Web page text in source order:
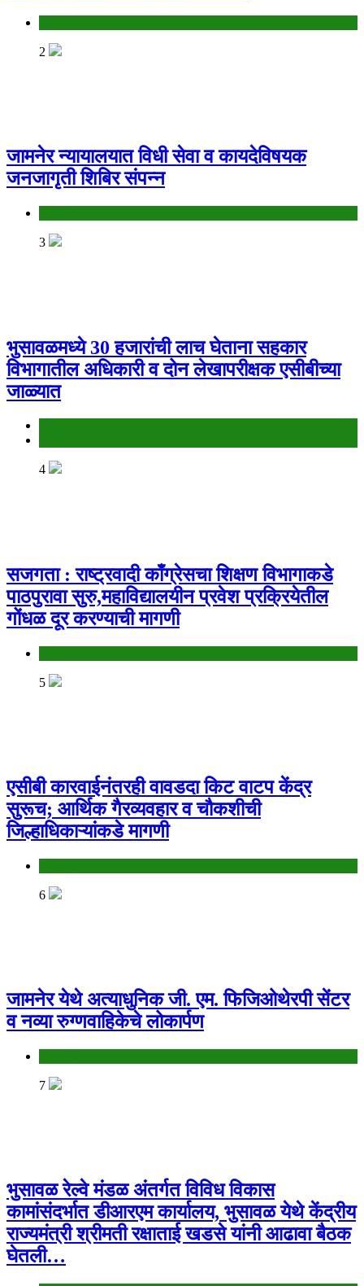
2
जामनेर न्यायालयात विधी सेवा व कायदेविषयक
जनजागृती शिबिर संपन्न
3
भुसावळमध्ये 30 हजारांची लाच घेताना सहकार
विभागातील अधिकारी व दोन लेखापरीक्षक एसीबीच्या
जाळ्यात
4
सजगता : राष्ट्रवादी काँग्रेसचा शिक्षण विभागाकडे
पाठपुरावा सुरु,महाविद्यालयीन प्रवेश प्रक्रियेतील
गोंधळ दूर करण्याची मागणी
5
एसीबी कारवाईनंतरही वावडदा किट वाटप केंद्र
सुरूच; आर्थिक गैरव्यवहार व चौकशीची
जिल्हाधिकाऱ्यांकडे मागणी
6
जामनेर येथे अत्याधुनिक जी. एम. फिजिओथेरपी सेंटर
व नव्या रुग्णवाहिकेचे लोकार्पण
7
भुसावळ रेल्वे मंडळ अंतर्गत विविध विकास
कामांसंदर्भात डीआरएम कार्यालय, भुसावळ येथे केंद्रीय
राज्यमंत्री श्रीमती रक्षाताई खडसे यांनी आढावा बैठक
घेतली…